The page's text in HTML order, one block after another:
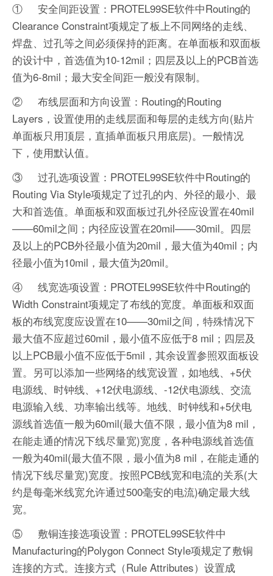
① 安全间距设置：PROTEL99SE软件中Routing的
Clearance Constraint项规定了板上不同网络的走线、
焊盘、过孔等之间必须保持的距离。在单面板和双面板
的设计中，首选值为10-12mil；四层及以上的PCB首选
值为6-8mil；最大安全间距一般没有限制。
② 布线层面和方向设置：Routing的Routing
Layers，设置使用的走线层面和每层的走线方向(贴片
单面板只用顶层，直插单面板只用底层)。一般情况
下，使用默认值。
③ 过孔选项设置：PROTEL99SE软件中Routing的
Routing Via Style项规定了过孔的内、外径的最小、最
大和首选值。单面板和双面板过孔外径应设置在40mil
——60mil之间；内径应设置在20mil——30mil。四层
及以上的PCB外径最小值为20mil，最大值为40mil；内
径最小值为10mil，最大值为20mil。
④ 线宽选项设置：PROTEL99SE软件中Routing的
Width Constraint项规定了布线的宽度。单面板和双面
板的布线宽度应设置在10——30mil之间，特殊情况下
最大值不应超过60mil，最小值不应低于8 mil；四层及
以上PCB最小值不应低于5mil，其余设置参照双面板设
置。另可以添加一些网络的线宽设置，如地线、+5伏
电源线、时钟线、+12伏电源线、-12伏电源线、交流
电源输入线、功率输出线等。地线、时钟线和+5伏电
源线首选值一般为60mil(最大值不限，最小值为8 mil，
在能走通的情况下线尽量宽)宽度，各种电源线首选值
一般为40mil(最大值不限，最小值为8 mil，在能走通的
情况下线尽量宽)宽度。按照PCB线宽和电流的关系(大
约是每毫米线宽允许通过500毫安的电流)确定最大线
宽。
⑤ 敷铜连接选项设置：PROTEL99SE软件中
Manufacturing的Polygon Connect Style项规定了敷铜
连接的方式。连接方式（Rule Attributes）设置成